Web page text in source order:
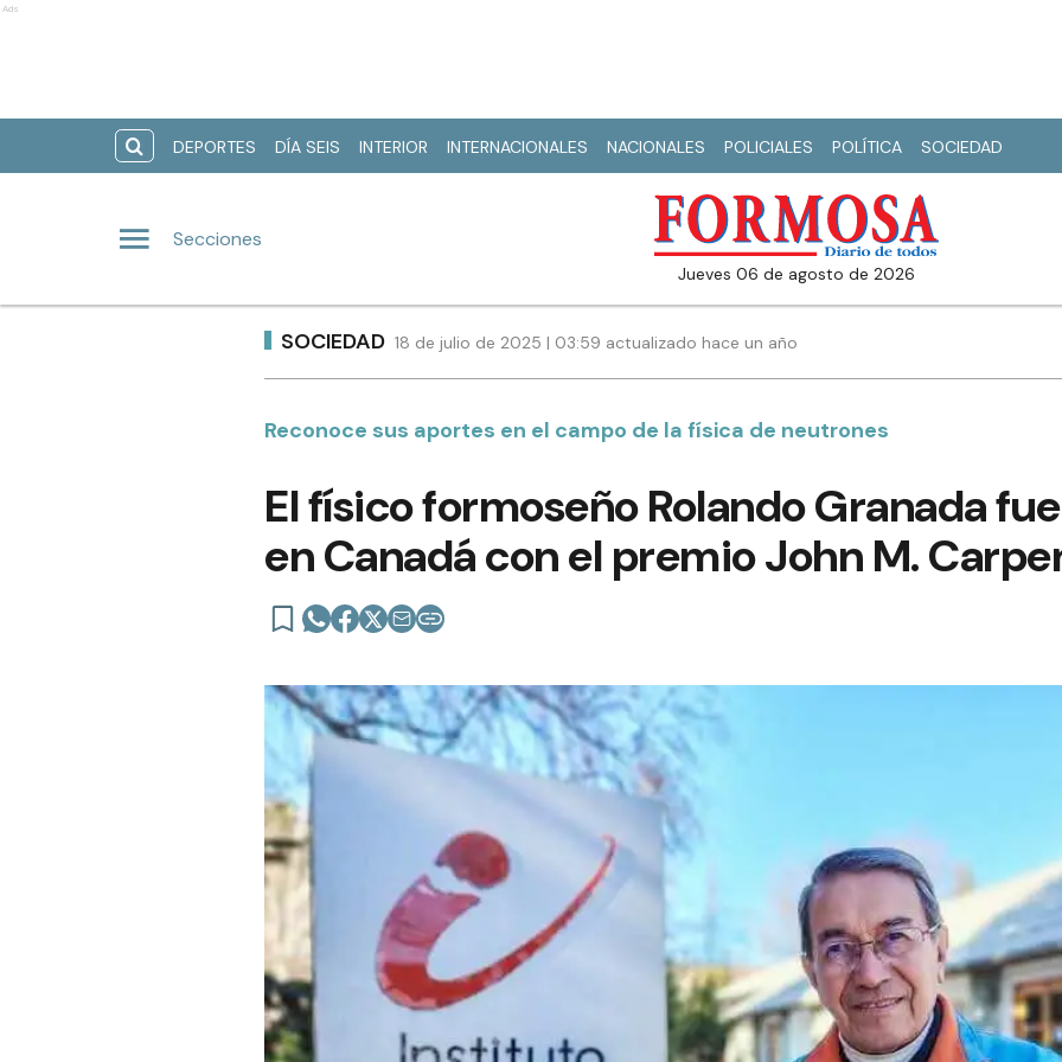
Ads
DEPORTES DÍA SEIS INTERIOR INTERNACIONALES NACIONALES POLICIALES POLÍTICA SOCIEDAD
Secciones
jueves 06 de agosto de 2026
SOCIEDAD 18 de julio de 2025 | 03:59 actualizado hace un año
Reconoce sus aportes en el campo de la física de neutrones
El físico formoseño Rolando Granada
en Canadá con el premio John M.